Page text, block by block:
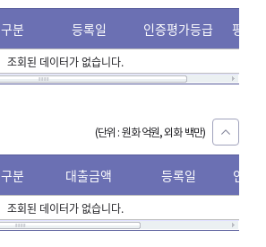
구분 등록일 인증평가등급 평가
조회된 데이터가 없습니다.
(단위 : 원화 억원, 외화 백만)
구분 대출금액 등록일 인증
조회된 데이터가 없습니다.